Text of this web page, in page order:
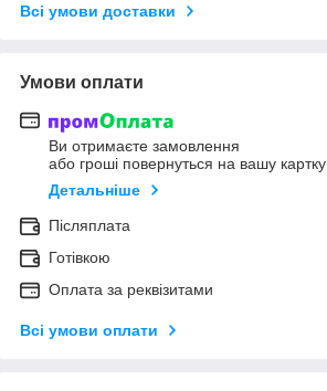
Всі умови доставки
Умови оплати
Ви отримаєте замовлення
або гроші повернуться на вашу картку
Детальніше
Післяплата
Готівкою
Оплата за реквізитами
Всі умови оплати